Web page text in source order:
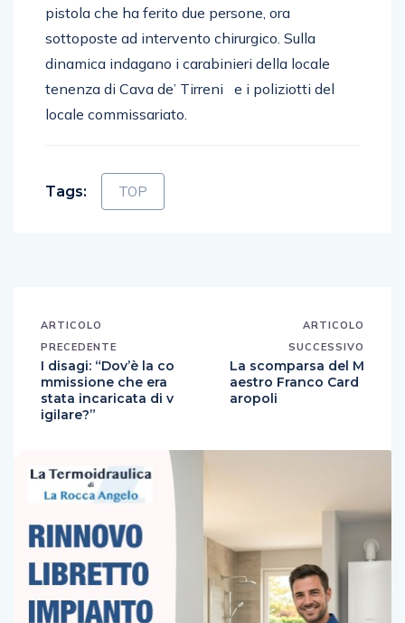
pistola che ha ferito due persone, ora
sottoposte ad intervento chirurgico. Sulla
dinamica indagano i carabinieri della locale
tenenza di Cava de’ Tirreni e i poliziotti del
locale commissariato.
Tags: TOP
ARTICOLO
PRECEDENTE
I disagi: “Dov’è la co
mmissione che era
stata incaricata di v
igilare?”
ARTICOLO
SUCCESSIVO
La scomparsa del M
aestro Franco Card
aropoli